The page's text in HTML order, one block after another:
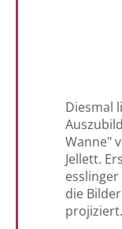
Diesmal
Wanne"
Jellett.
die
projiziert.